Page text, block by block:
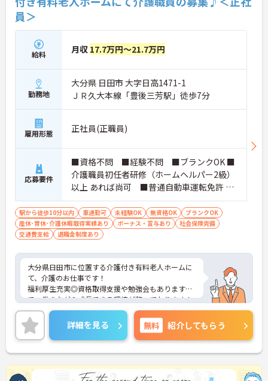
員＞
給料 月収 17.7万円～21.7万円
勤務地
大分県 日田市 大字日高1471-1
ＪＲ久大本線「豊後三芳駅」徒歩7分
雇用形態 正社員(正職員)
応募要件
■資格不問 ■経験不問 ■ブランクOK ■
介護職員初任者研修（ホームヘルパー2級）
以上 あれば尚可 ■普通自動車運転免許 あ
れば尚可
駅から徒歩10分以内 車通勤可 未経験OK 無資格OK
ブランクOK
産休･育休･介護休暇取得実績あり
ボーナス・賞与あり
社会保険完備
交通費支給
退職金制度あり
大分県日田市に位置する介護付き有料老人ホームに
て、介護のお仕事です！
福利厚生充実◎資格取得支援や勉強会もありますの
で、働きながら成長できる環境が整っております！
経験の浅い方やブランクのある方でも安心して働く
ことが可能です。
ご興味のある方には、面接対策ポイントなど、さら
に詳細をお話しいたしますのでお気軽にご相談くだ
さい！
詳細を見る 無料 紹介してもらう